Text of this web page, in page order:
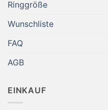
Ringgröße
Wunschliste
FAQ
AGB
EINKAUF